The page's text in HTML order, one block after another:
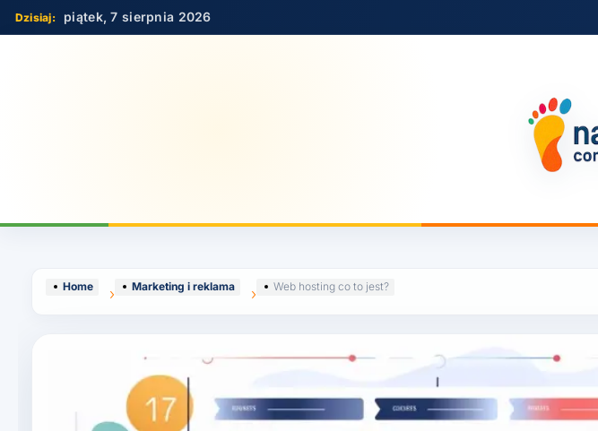
Skip
to
piątek, 7 sierpnia 2026
Home Marketing i reklama Web hosting co to jest?